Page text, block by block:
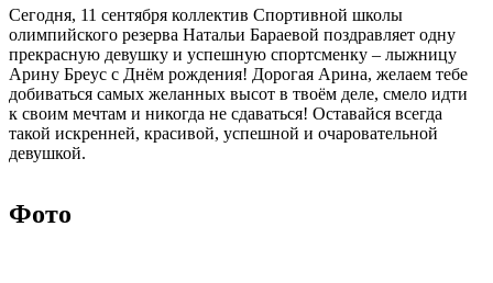
Сегодня, 11 сентября коллектив Спортивной школы
олимпийского резерва Натальи Бараевой поздравляет одну
прекрасную девушку и успешную спортсменку – лыжницу
Арину Бреус с Днём рождения! Дорогая Арина, желаем тебе
добиваться самых желанных высот в твоём деле, смело идти
к своим мечтам и никогда не сдаваться! Оставайся всегда
такой искренней, красивой, успешной и очаровательной
девушкой.
Фото